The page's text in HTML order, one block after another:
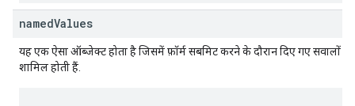
namedValues
यह एक ऐसा ऑब्जेक्ट होता है जिसमें फ़ॉर्म सबमिट करने के दौरान दिए गए सवालों
शामिल होती हैं.